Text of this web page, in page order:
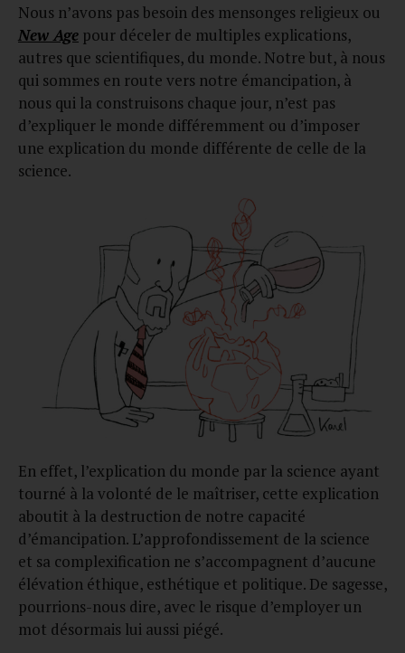
Nous n’avons pas besoin des mensonges religieux ou
New Age pour déceler de multiples explications,
autres que scientifiques, du monde. Notre but, à nous
qui sommes en route vers notre émancipation, à
nous qui la construisons chaque jour, n’est pas
d’expliquer le monde différemment ou d’imposer
une explication du monde différente de celle de la
science.
En effet, l’explication du monde par la science ayant
tourné à la volonté de le maîtriser, cette explication
aboutit à la destruction de notre capacité
d’émancipation. L’approfondissement de la science
et sa complexification ne s’accompagnent d’aucune
élévation éthique, esthétique et politique. De sagesse,
pourrions-nous dire, avec le risque d’employer un
mot désormais lui aussi piégé.